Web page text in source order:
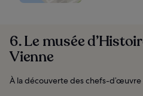
6. Le musée
Vienne
À la découverte des chefs-